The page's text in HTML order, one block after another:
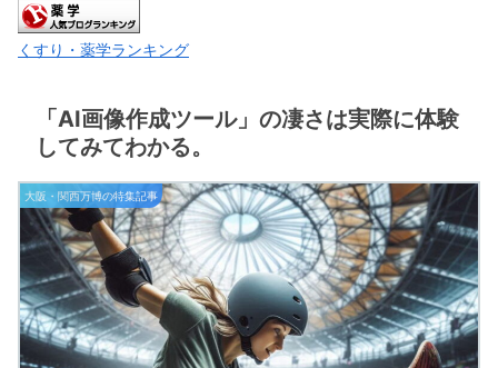
くすり・薬学ランキング
「AI画像作成ツール」の凄さは実際に体験
してみてわかる。
大阪・関西万博の特集記事